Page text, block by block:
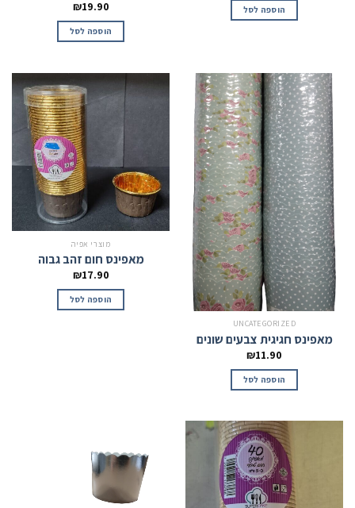
הוספה לסל ₪19.90
הוספה לסל
UNCATEGORIZED
מאפינס חגיגית צבעים שונים
₪11.90
הוספה לסל
מוצרי אפיה
מאפינס חום זהב גבוה
₪17.90
הוספה לסל